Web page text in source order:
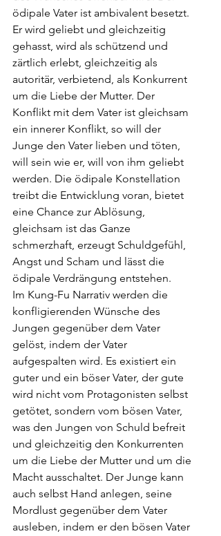
ödipale Vater ist ambivalent besetzt.
Er wird geliebt und gleichzeitig
gehasst, wird als schützend und
zärtlich erlebt, gleichzeitig als
autoritär, verbietend, als Konkurrent
um die Liebe der Mutter. Der
Konflikt mit dem Vater ist gleichsam
ein innerer Konflikt, so will der
Junge den Vater lieben und töten,
will sein wie er, will von ihm geliebt
werden. Die ödipale Konstellation
treibt die Entwicklung voran, bietet
eine Chance zur Ablösung,
gleichsam ist das Ganze
schmerzhaft, erzeugt Schuldgefühl,
Angst und Scham und lässt die
ödipale Verdrängung entstehen.
Im Kung-Fu Narrativ werden die
konfligierenden Wünsche des
Jungen gegenüber dem Vater
gelöst, indem der Vater
aufgespalten wird. Es existiert ein
guter und ein böser Vater, der gute
wird nicht vom Protagonisten selbst
getötet, sondern vom bösen Vater,
was den Jungen von Schuld befreit
und gleichzeitig den Konkurrenten
um die Liebe der Mutter und um die
Macht ausschaltet. Der Junge kann
auch selbst Hand anlegen, seine
Mordlust gegenüber dem Vater
ausleben, indem er den bösen Vater